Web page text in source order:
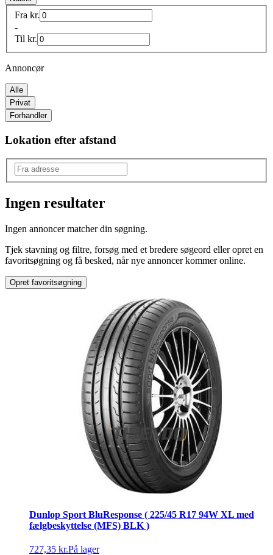
Fra kr.
-
Til kr.
Annoncør
Alle
Privat
Forhandler
Lokation efter afstand
A200
Ingen resultater
Ingen annoncer matcher din søgning.
Tjek stavning og filtre, forsøg med et bredere søgeord eller opret en
favoritsøgning og få besked, når nye annoncer kommer online.
Opret favoritsøgning
Dunlop Sport BluResponse ( 225/45 R17 94W XL med
fælgbeskyttelse (MFS) BLK )
727,35 kr.På lager